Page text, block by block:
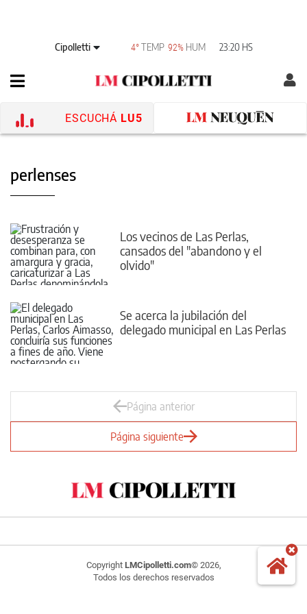
Cipolletti 4° TEMP 92% HUM 23:20 HS
ESCUCHÁ LU5
perlenses
Los vecinos de Las Perlas,
cansados del "abandono y el
olvido"
Se acerca la jubilación del
delegado municipal en Las Perlas
Página anterior
Página siguiente
Copyright LMCipolletti.com© 2026,
Todos los derechos reservados